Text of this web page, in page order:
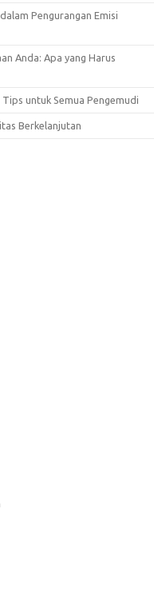
Pengurangan Emisi
Anda: Apa yang Harus
untuk Semua Pengemudi
Berkelanjutan